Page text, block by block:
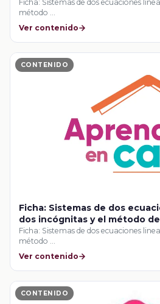
Ficha: Sistemas de dos ecuaciones
método …
Ver contenido
CONTENIDO
Ficha: Sistemas de dos
dos incógnitas y el método
Ficha: Sistemas de dos ecuaciones
método …
Ver contenido
CONTENIDO